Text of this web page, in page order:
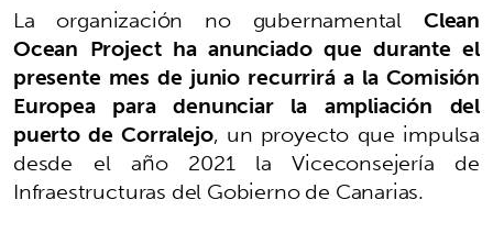
La organización no gubernamental Clean
Ocean Project ha anunciado que durante el
presente mes de junio recurrirá a la Comisión
Europea para denunciar la ampliación del
puerto de Corralejo, un proyecto que impulsa
desde el año 2021 la Viceconsejería de
Infraestructuras del Gobierno de Canarias.